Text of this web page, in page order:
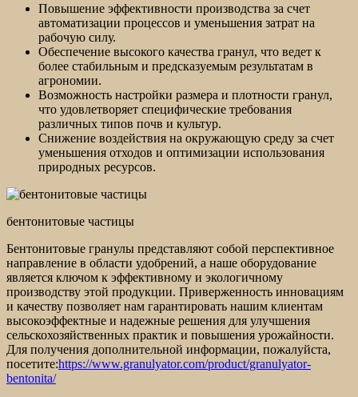
Повышение эффективности производства за счет
автоматизации процессов и уменьшения затрат на
рабочую силу.
Обеспечение высокого качества гранул, что ведет к
более стабильным и предсказуемым результатам в
агрономии.
Возможность настройки размера и плотности гранул,
что удовлетворяет специфические требования
различных типов почв и культур.
Снижение воздействия на окружающую среду за счет
уменьшения отходов и оптимизации использования
природных ресурсов.
бентонитовые частицы
Бентонитовые гранулы представляют собой перспективное
направление в области удобрений, а наше оборудование
является ключом к эффективному и экологичному
производству этой продукции. Приверженность инновациям
и качеству позволяет нам гарантировать нашим клиентам
высокоэффектные и надежные решения для улучшения
сельскохозяйственных практик и повышения урожайности.
Для получения дополнительной информации, пожалуйста,
посетите:https://www.granulyator.com/product/granulyator-
bentonita/